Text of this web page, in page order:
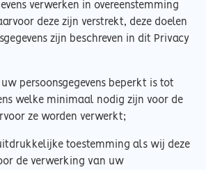
verwerken in overeenstemming
deze zijn verstrekt, deze doelen
zijn beschreven in dit Privacy
persoonsgegevens beperkt is tot
welke minimaal nodig zijn voor de
ze worden verwerkt;
toestemming als wij deze
de verwerking van uw